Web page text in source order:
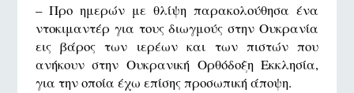
– Προ ημερών με θλίψη παρακολούθησα ένα
ντοκιμαντέρ για τους διωγμούς στην Ουκρανία
εις βάρος των ιερέων και των πιστών που
ανήκουν στην Ουκρανική Ορθόδοξη Εκκλησία,
για την οποία έχω επίσης προσωπική άποψη.